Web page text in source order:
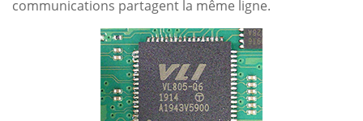
communications partagent la même ligne.